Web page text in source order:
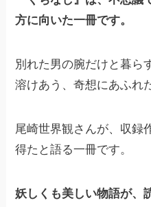
方に向いた一冊です。
別れた男の腕だけと暮ら
溶けあう、奇想にあふれ
尾崎世界観さんが、収録
得たと語る一冊です。
妖しくも美しい物語が、